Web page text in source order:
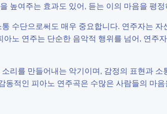
높여주는 효과도 있어, 듣는 이의 마음을 평
수단으로써도 매우 중요합니다. 연주자는
노 연주는 단순한 음악적 행위를 넘어, 연주
리를 만들어내는 악기이며, 감정의 표현과
동적인 피아노 연주곡은 수많은 사람들의 마